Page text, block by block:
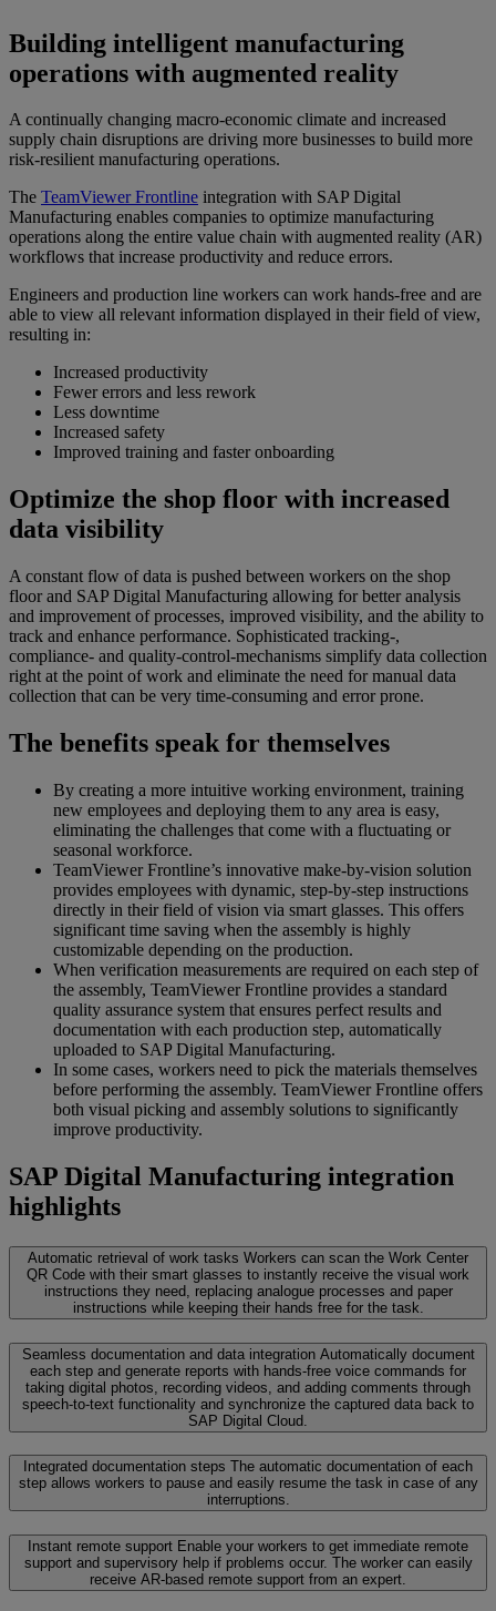
Building intelligent manufacturing
operations with augmented reality
A continually changing macro-economic climate and increased
supply chain disruptions are driving more businesses to build more
risk-resilient manufacturing operations.
The TeamViewer Frontline integration with SAP Digital
Manufacturing enables companies to optimize manufacturing
operations along the entire value chain with augmented reality (AR)
workflows that increase productivity and reduce errors.
Engineers and production line workers can work hands-free and are
able to view all relevant information displayed in their field of view,
resulting in:
Increased productivity
Fewer errors and less rework
Less downtime
Increased safety
Improved training and faster onboarding
Optimize the shop floor with increased
data visibility
A constant flow of data is pushed between workers on the shop
floor and SAP Digital Manufacturing allowing for better analysis
and improvement of processes, improved visibility, and the ability to
track and enhance performance. Sophisticated tracking-,
compliance- and quality-control-mechanisms simplify data collection
right at the point of work and eliminate the need for manual data
collection that can be very time-consuming and error prone.
The benefits speak for themselves
By creating a more intuitive working environment, training
new employees and deploying them to any area is easy,
eliminating the challenges that come with a fluctuating or
seasonal workforce.
TeamViewer Frontline’s innovative make-by-vision solution
provides employees with dynamic, step-by-step instructions
directly in their field of vision via smart glasses. This offers
significant time saving when the assembly is highly
customizable depending on the production.
When verification measurements are required on each step of
the assembly, TeamViewer Frontline provides a standard
quality assurance system that ensures perfect results and
documentation with each production step, automatically
uploaded to SAP Digital Manufacturing.
In some cases, workers need to pick the materials themselves
before performing the assembly. TeamViewer Frontline offers
both visual picking and assembly solutions to significantly
improve productivity.
SAP Digital Manufacturing integration
highlights
Automatic retrieval of work tasks Workers can scan the Work Center
QR Code with their smart glasses to instantly receive the visual work
instructions they need, replacing analogue processes and paper
instructions while keeping their hands free for the task.
Seamless documentation and data integration Automatically document
each step and generate reports with hands-free voice commands for
taking digital photos, recording videos, and adding comments through
speech-to-text functionality and synchronize the captured data back to
SAP Digital Cloud.
Integrated documentation steps The automatic documentation of each
step allows workers to pause and easily resume the task in case of any
interruptions.
Instant remote support Enable your workers to get immediate remote
support and supervisory help if problems occur. The worker can easily
receive AR-based remote support from an expert.